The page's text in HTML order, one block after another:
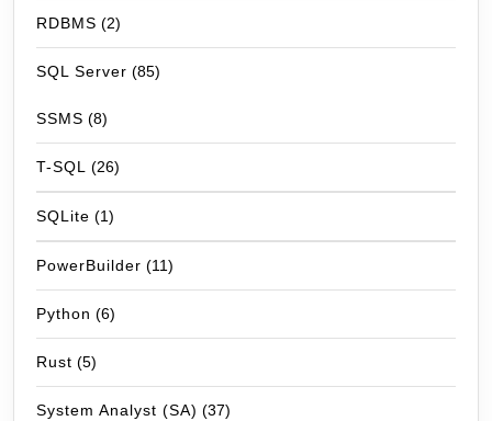
RDBMS (2)
SQL Server (85)
SSMS (8)
T-SQL (26)
SQLite (1)
PowerBuilder (11)
Python (6)
Rust (5)
System Analyst (SA) (37)